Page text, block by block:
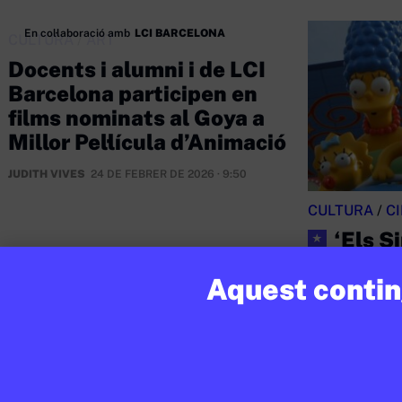
Aquest
En col·laboració amb LCI BARCELONA
CULTURA/ART
Docents i alumni i de LCI
Barcelona participen en
films nominats al Goya a
Millor Pel·lícula d’Animació
JUDITH VIVES 24 DE FEBRER DE 2026 · 9:50
CULTURA/
★
‘Els
JUDITH VIVES